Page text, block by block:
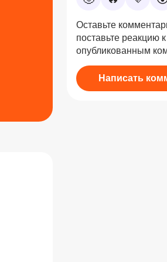
Оставьте
поставьте реакцию
опубликованным
Написать